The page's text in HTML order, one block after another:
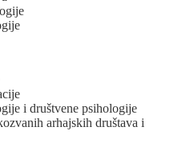
i društvene psihologije
arhajskih društava i